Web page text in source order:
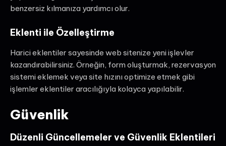
benzersiz kılmanıza yardımcı olur.
Eklenti ile Özelleştirme
Harici eklentiler sayesinde web sitenize yeni işlevler
kazandırabilirsiniz. Örneğin, form oluşturmak, rezervasyon
sistemi eklemek veya site hızını optimize etmek gibi
işlemler eklentiler aracılığıyla kolayca yapılabilir.
Güvenlik
Düzenli Güncellemeler ve Güvenlik Eklentileri